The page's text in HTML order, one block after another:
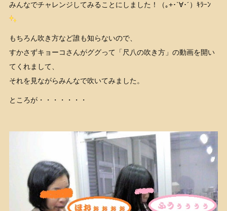
みんなでチャレンジしてみることにしました！（｡+･`∀･´）ｷﾗｰﾝ
もちろん吹き方など誰も知らないので、
すかさずキョーコさんがググって「尺八の吹き方」の動画を開い
てくれまして、
それを見ながらみんなで吹いてみました。
ところが・・・・・・・